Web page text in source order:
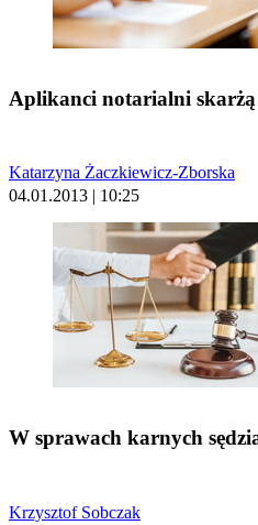
Aplikanci notarialni
Katarzyna Żaczkiewicz-Zborska
04.01.2013 | 10:25
W sprawach karnych
Krzysztof Sobczak